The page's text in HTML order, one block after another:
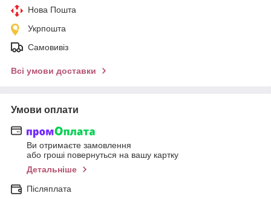
Нова Пошта
Укрпошта
Самовивіз
Всі умови доставки
Умови оплати
Ви отримаєте замовлення
або гроші повернуться на вашу картку
Детальніше
Післяплата